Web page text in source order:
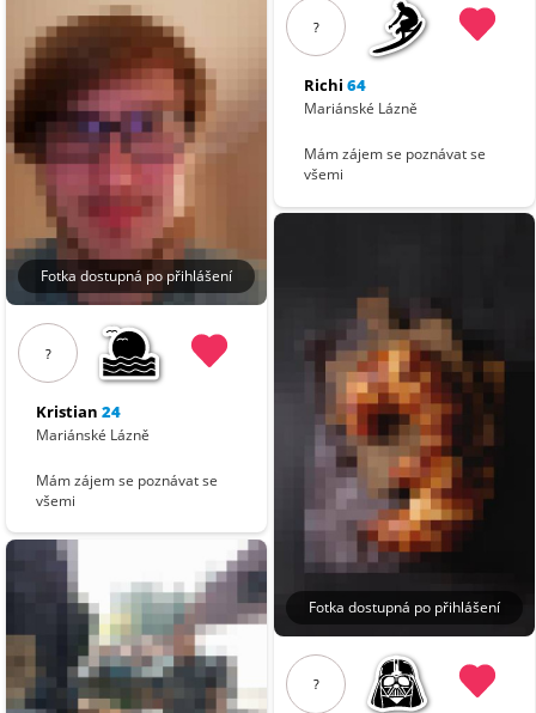
Fotka dostupná po přihlášení
?
Kristian 24
Mariánské Lázně
Mám zájem se poznávat se
všemi
?
Richi 64
Mariánské Lázně
Mám zájem se poznávat se
všemi
Fotka dostupná po přihlášení
?